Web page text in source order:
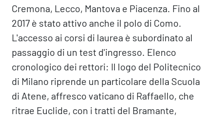
Cremona, Lecco, Mantova e Piacenza. Fino al
2017 è stato attivo anche il polo di Como.
L'accesso ai corsi di laurea è subordinato al
passaggio di un test d'ingresso. Elenco
cronologico dei rettori: Il logo del Politecnico
di Milano riprende un particolare della Scuola
di Atene, affresco vaticano di Raffaello, che
ritrae Euclide, con i tratti del Bramante,